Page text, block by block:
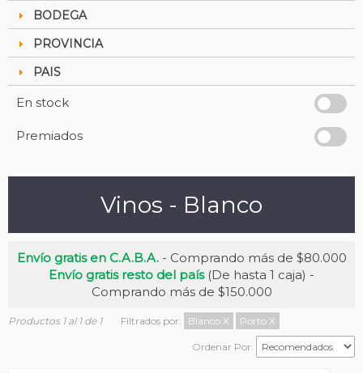
BODEGA
PROVINCIA
PAIS
En stock
Premiados
Vinos - Blanco
Envío gratis en C.A.B.A.- Comprando más de $80.000
Envío gratis resto del país(De hasta 1 caja) -
Comprando más de $150.000
Productos 1 al 1 de 1 Filtrados por: Blanco X Porto X
Ordenar Por: